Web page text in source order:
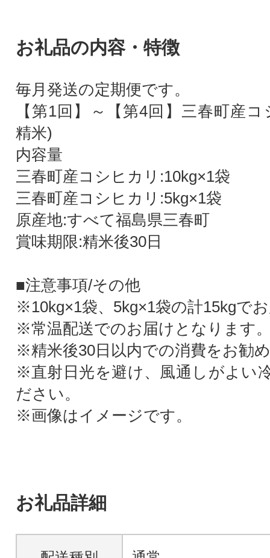
お礼品の内容・特徴
毎月発送の定期便です。
【第1回】～【第4回】三春町産
精米)
内容量
三春町産コシヒカリ:10kg×1袋
三春町産コシヒカリ:5kg×1袋
原産地:すべて福島県三春町
賞味期限:精米後30日
■注意事項/その他
※10kg×1袋、5kg×1袋の計15kgで
※常温配送でのお届けとなります
※精米後30日以内での消費をお勧
※直射日光を避け、風通しがよい
ださい。
※画像はイメージです。
お礼品詳細